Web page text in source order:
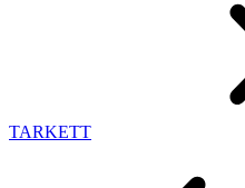
TARKETT